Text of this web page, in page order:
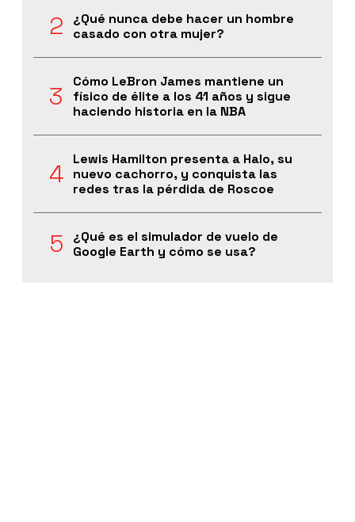
¿Qué nunca debe hacer un hombre
casado con otra mujer?
Cómo LeBron James mantiene un
físico de élite a los 41 años y sigue
haciendo historia en la NBA
Lewis Hamilton presenta a Halo, su
nuevo cachorro, y conquista las
redes tras la pérdida de Roscoe
¿Qué es el simulador de vuelo de
Google Earth y cómo se usa?